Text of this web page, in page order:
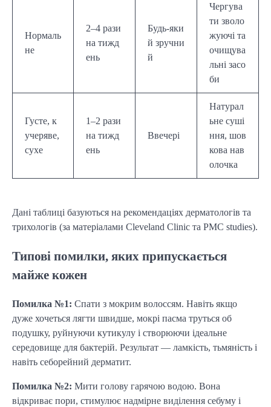
Нормаль
не
2–4 рази
на тижд
ень
Будь-яки
й зручни
й
Чергува
ти зволо
жуючі та
очищува
льні засо
би
Густе, к
учеряве,
сухе
1–2 рази
на тижд
ень
Ввечері
Натурал
ьне суші
ння, шов
кова нав
олочка
Дані таблиці базуються на рекомендаціях дерматологів та
трихологів (за матеріалами Cleveland Clinic та PMC studies).
Типові помилки, яких припускається
майже кожен
Помилка №1: Спати з мокрим волоссям. Навіть якщо
дуже хочеться лягти швидше, мокрі пасма труться об
подушку, руйнуючи кутикулу і створюючи ідеальне
середовище для бактерій. Результат — ламкість, тьмяність і
навіть себорейний дерматит.
Помилка №2: Мити голову гарячою водою. Вона
відкриває пори, стимулює надмірне виділення себуму і